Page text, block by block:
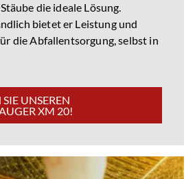
die ideale Lösung.
bietet er Leistung und
die Abfallentsorgung, selbst in
UNSEREN
XM 20!